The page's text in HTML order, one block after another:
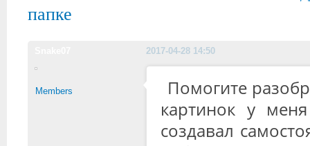
папке
2017-04-28 14:50
Members
Помогите
картинок у
создавал